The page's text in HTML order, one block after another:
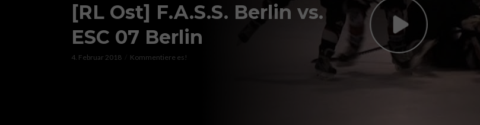
[RL Ost] F.A.S.S. Berlin vs.
ESC 07 Berlin
4. Februar 2018 Kommentiere es!